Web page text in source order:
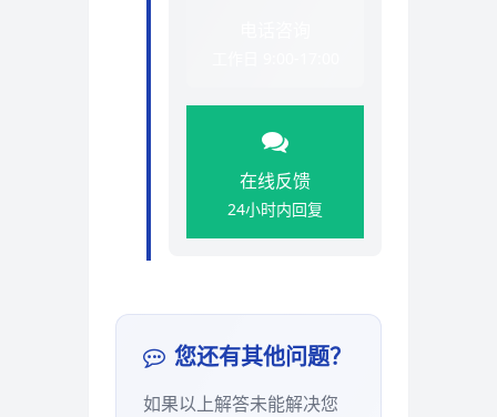
在线反馈
24小时内回复
您还有其他问题？
如果以上解答未能解决您